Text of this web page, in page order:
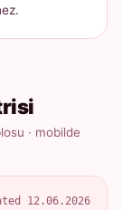
· mobilde
12.06.2026